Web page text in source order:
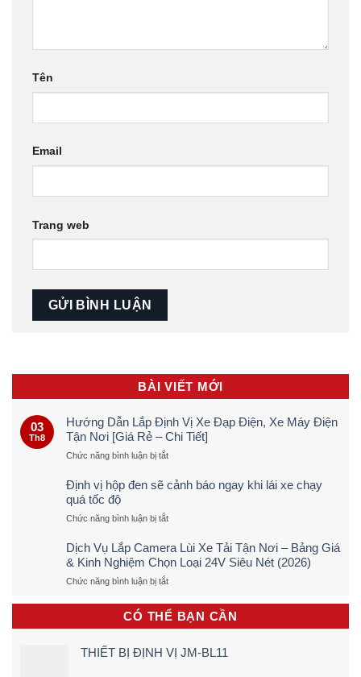
Tên
Email
Trang web
BÀI VIẾT MỚI
03
Th8
Hướng Dẫn Lắp Định Vị Xe Đạp Điện, Xe Máy Điện
Tận Nơi [Giá Rẻ – Chi Tiết]
Chức năng bình luận bị tắtở
Dẫn
Vị
Đạp
Điện,
Máy
Tận
Nơi
Rẻ
Định vị hộp đen sẽ cảnh báo ngay khi lái xe chạy
quá tốc độ
Chức năng bình luận bị tắtở
hộp
đen
sẽ
báo
ngay
lái
xe
Dịch Vụ Lắp Camera Lùi Xe Tải Tận Nơi – Bảng Giá
& Kinh Nghiệm Chọn Loại 24V Siêu Nét (2026)
Chức năng bình luận bị tắtở
Vụ
Lắp
Camera
Xe
CÓ THỂ BẠN CẦN
THIẾT BỊ ĐỊNH VỊ JM-BL11